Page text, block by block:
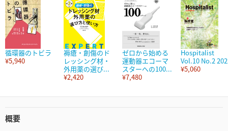
循環器のトビラ
¥5,940
褥瘡・創傷のド
レッシング材・
外用薬の選び...
¥2,420
ゼロから始める
運動器エコーマ
スターへの100...
¥7,480
Hospitalist
Vol.10 No.2
¥5,060
概要